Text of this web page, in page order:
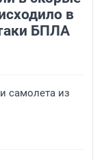
в
БПЛА
самолета из